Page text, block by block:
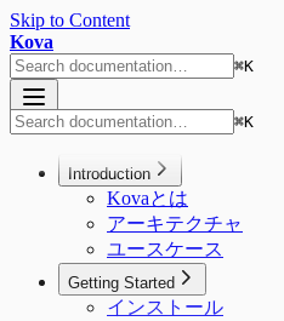
Skip to Content
Kova
⌘K
⌘K
Introduction
Kovaとは
アーキテクチャ
ユースケース
Getting Started
インストール